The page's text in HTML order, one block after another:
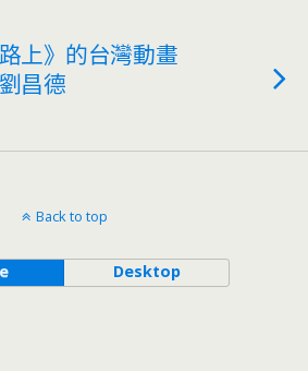
上》的台灣動畫
昌德
Back to top
Desktop